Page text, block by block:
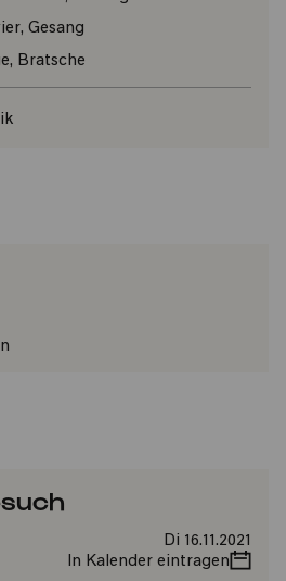
Gesang
Bratsche
Di 16.11.2021
In Kalender eintragen